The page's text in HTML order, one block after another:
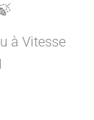
à Vitesse